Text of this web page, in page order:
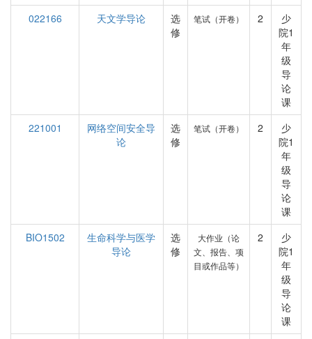
022166
天文学导论
选
修
笔试（开卷） 2
少
院1
年
级
导
论
课
221001
网络空间安全导
论
选
修
笔试（开卷） 2
少
院1
年
级
导
论
课
BIO1502
生命科学与医学
导论
选
修
大作业（论
文、报告、项
目或作品等）
2
少
院1
年
级
导
论
课